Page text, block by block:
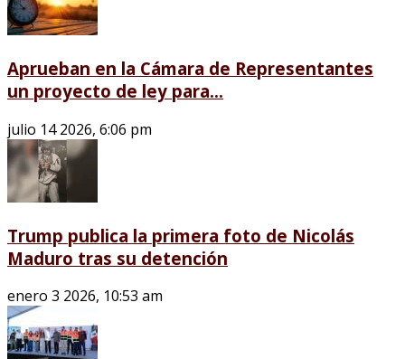
Aprueban en la Cámara de Representantes
un proyecto de ley para...
julio 14 2026, 6:06 pm
Trump publica la primera foto de Nicolás
Maduro tras su detención
enero 3 2026, 10:53 am